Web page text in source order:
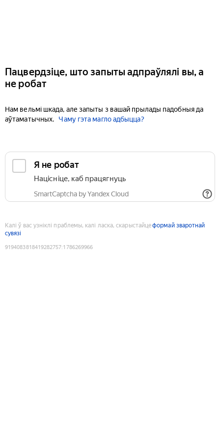
Пацвердзіце, што запыты адпраўлялі вы, а
не робат
Нам вельмі шкада, але запыты з вашай прылады падобныя да
аўтаматычных.
Чаму гэта магло адбыцца?
Я не робат
Націсніце, каб працягнуць
SmartCaptcha by Yandex Cloud
Калі ў вас узніклі праблемы, калі ласка, скарыстайцеформай зваротнай
сувязі
9194083818419282757:1786269966